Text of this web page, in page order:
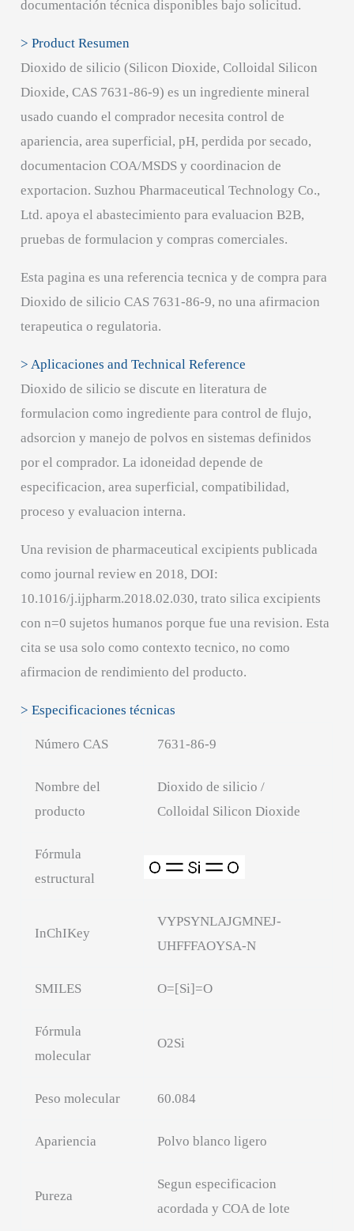
documentación técnica disponibles bajo solicitud.
> Product Resumen
Dioxido de silicio (Silicon Dioxide, Colloidal Silicon
Dioxide, CAS 7631-86-9) es un ingrediente mineral
usado cuando el comprador necesita control de
apariencia, area superficial, pH, perdida por secado,
documentacion COA/MSDS y coordinacion de
exportacion. Suzhou Pharmaceutical Technology Co.,
Ltd. apoya el abastecimiento para evaluacion B2B,
pruebas de formulacion y compras comerciales.
Esta pagina es una referencia tecnica y de compra para
Dioxido de silicio CAS 7631-86-9, no una afirmacion
terapeutica o regulatoria.
> Aplicaciones and Technical Reference
Dioxido de silicio se discute en literatura de
formulacion como ingrediente para control de flujo,
adsorcion y manejo de polvos en sistemas definidos
por el comprador. La idoneidad depende de
especificacion, area superficial, compatibilidad,
proceso y evaluacion interna.
Una revision de pharmaceutical excipients publicada
como journal review en 2018, DOI:
10.1016/j.ijpharm.2018.02.030, trato silica excipients
con n=0 sujetos humanos porque fue una revision. Esta
cita se usa solo como contexto tecnico, no como
afirmacion de rendimiento del producto.
> Especificaciones técnicas
Número CAS 7631-86-9
Nombre del
producto
Dioxido de silicio /
Colloidal Silicon Dioxide
Fórmula
estructural
InChIKey
VYPSYNLAJGMNEJ-
UHFFFAOYSA-N
SMILES O=[Si]=O
Fórmula
molecular
O2Si
Peso molecular 60.084
Apariencia Polvo blanco ligero
Pureza
Segun especificacion
acordada y COA de lote